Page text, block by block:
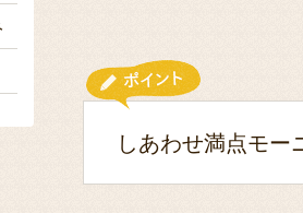
しあわせ満点モー